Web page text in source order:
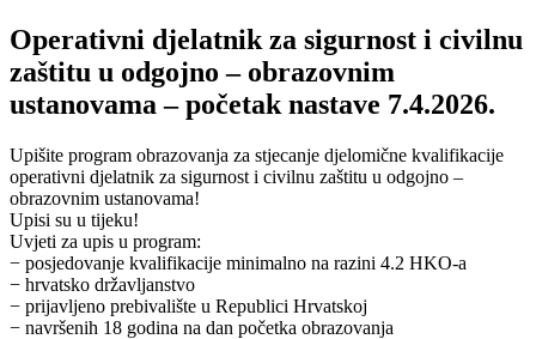
Operativni djelatnik za sigurnost i civilnu
zaštitu u odgojno – obrazovnim
ustanovama – početak nastave 7.4.2026.
Upišite program obrazovanja za stjecanje djelomične kvalifikacije
operativni djelatnik za sigurnost i civilnu zaštitu u odgojno –
obrazovnim ustanovama!
Upisi su u tijeku!
Uvjeti za upis u program:
− posjedovanje kvalifikacije minimalno na razini 4.2 HKO-a
− hrvatsko državljanstvo
− prijavljeno prebivalište u Republici Hrvatskoj
− navršenih 18 godina na dan početka obrazovanja